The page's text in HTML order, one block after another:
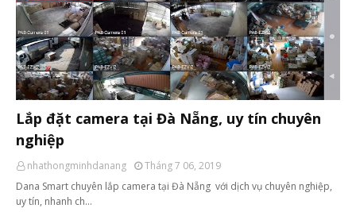
Lắp đặt camera tại Đà Nẵng, uy tín chuyên
nghiệp
nhathongminhdanang
Tháng 7 06, 2019
Dana Smart chuyên lắp camera tại Đà Nẵng với dịch vụ chuyên nghiệp,
uy tín, nhanh ch…